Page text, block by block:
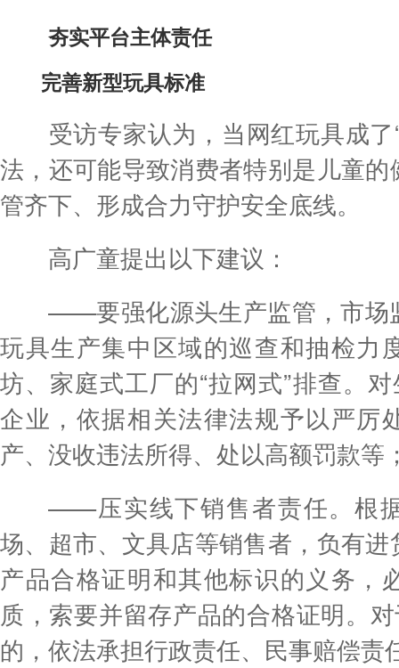
夯实平台主体责任
完善新型玩具标准
受访专家认为，当网红玩具成了
法，还可能导致消费者特别是儿童
管齐下、形成合力守护安全底线。
高广童提出以下建议：
——要强化源头生产监管，市场
玩具生产集中区域的巡查和抽检力
坊、家庭式工厂的“拉网式”排查。
企业，依据相关法律法规予以严厉
产、没收违法所得、处以高额罚款等
——压实线下销售者责任。根据
场、超市、文具店等销售者，负有
产品合格证明和其他标识的义务，
质，索要并留存产品的合格证明。
的，依法承担行政责任、民事赔偿责